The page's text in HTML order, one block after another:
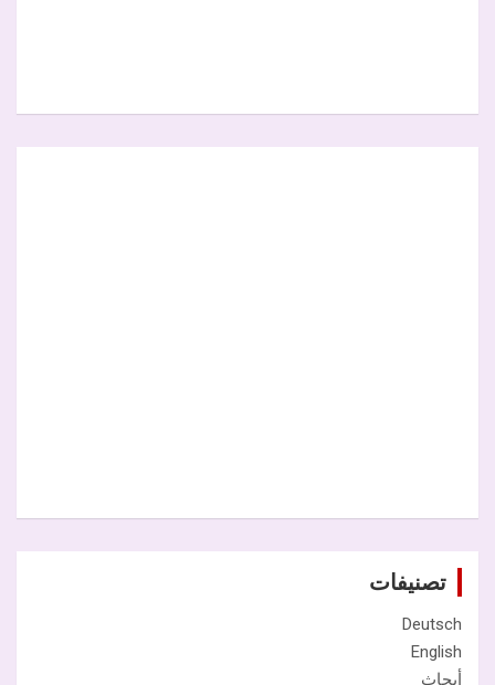
تصنيفات
Deutsch
English
أبحاث